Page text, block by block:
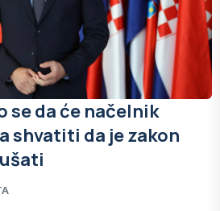
se da će načelnik
shvatiti da je zakon